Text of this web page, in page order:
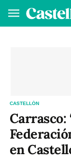
CASTELLÓN
Carrasco:
en